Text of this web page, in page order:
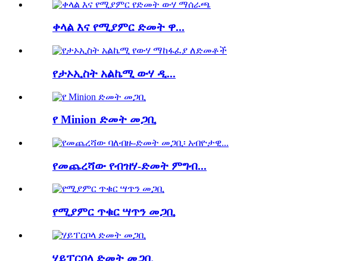
ቀላል እና የሚያምር ድመት ዋ...
የታኦኢስት አልኬሚ ውሃ ዲ...
የ Minion ድመት መጋቢ
የመጨረሻው የብዝሃ-ድመት ምግብ...
የሚያምር ጥቁር ሣጥን መጋቢ
ሃይፐርቦላ ድመት መጋቢ